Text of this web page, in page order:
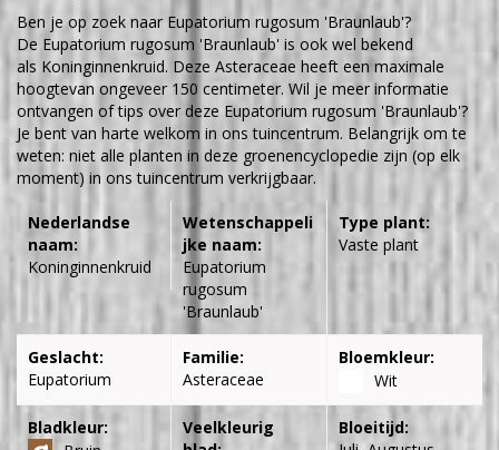
Ben je op zoek naar Eupatorium rugosum 'Braunlaub'?
De Eupatorium rugosum 'Braunlaub' is ook wel bekend
als Koninginnenkruid. Deze Asteraceae heeft een maximale
hoogtevan ongeveer 150 centimeter. Wil je meer informatie
ontvangen of tips over deze Eupatorium rugosum 'Braunlaub'?
Je bent van harte welkom in ons tuincentrum. Belangrijk om te
weten: niet alle planten in deze groenencyclopedie zijn (op elk
moment) in ons tuincentrum verkrijgbaar.
Nederlandse
naam:
Koninginnenkruid
Wetenschappeli
jke naam:
Eupatorium
rugosum
'Braunlaub'
Type plant:
Vaste plant
Geslacht:
Eupatorium
Familie:
Asteraceae
Bloemkleur:
Wit
Bladkleur:
Veelkleurig
Bloeitijd: